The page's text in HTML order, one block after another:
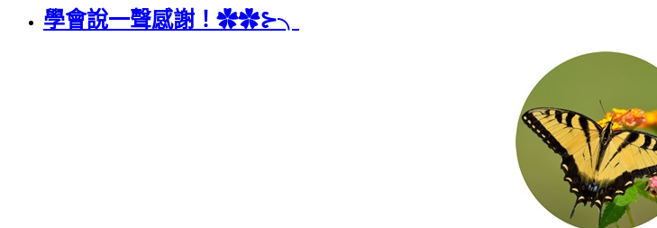
學會說一聲感謝！✿✿⊱╮